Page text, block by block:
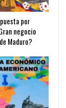
por
negocio
Maduro?